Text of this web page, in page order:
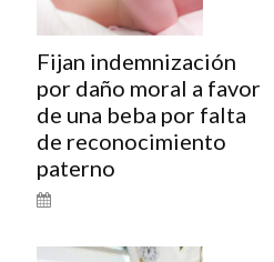
Fijan indemnización
por daño moral a favor
de una beba por falta
de reconocimiento
paterno